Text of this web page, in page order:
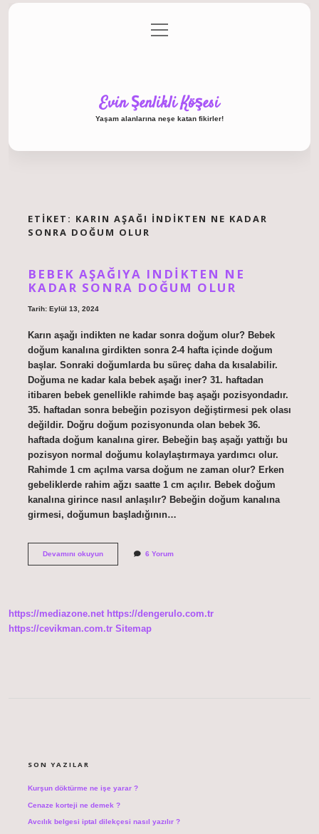
Gizlilik Politikası
menüyü
aç
Evin Şenlikli Köşesi
Yaşam alanlarına neşe katan fikirler!
ETIKET: KARIN AŞAĞI INDIKTEN NE KADAR
SONRA DOĞUM OLUR
BEBEK AŞAĞIYA INDIKTEN NE
KADAR SONRA DOĞUM OLUR
Tarih: Eylül 13, 2024
Karın aşağı indikten ne kadar sonra doğum olur? Bebek
doğum kanalına girdikten sonra 2-4 hafta içinde doğum
başlar. Sonraki doğumlarda bu süreç daha da kısalabilir.
Doğuma ne kadar kala bebek aşağı iner? 31. haftadan
itibaren bebek genellikle rahimde baş aşağı pozisyondadır.
35. haftadan sonra bebeğin pozisyon değiştirmesi pek olası
değildir. Doğru doğum pozisyonunda olan bebek 36.
haftada doğum kanalına girer. Bebeğin baş aşağı yattığı bu
pozisyon normal doğumu kolaylaştırmaya yardımcı olur.
Rahimde 1 cm açılma varsa doğum ne zaman olur? Erken
gebeliklerde rahim ağzı saatte 1 cm açılır. Bebek doğum
kanalına girince nasıl anlaşılır? Bebeğin doğum kanalına
girmesi, doğumun başladığının…
Devamını okuyunBebek
Doğum
6 Yorum
https://mediazone.net https://dengerulo.com.tr
https://cevikman.com.tr Sitemap
SON YAZILAR
Kurşun döktürme ne işe yarar ?
Cenaze korteji ne demek ?
Avcılık belgesi iptal dilekçesi nasıl yazılır ?